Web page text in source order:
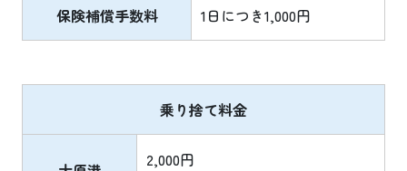
保険補償手数料 1日につき1,000円
乗り捨て料金
2,000円